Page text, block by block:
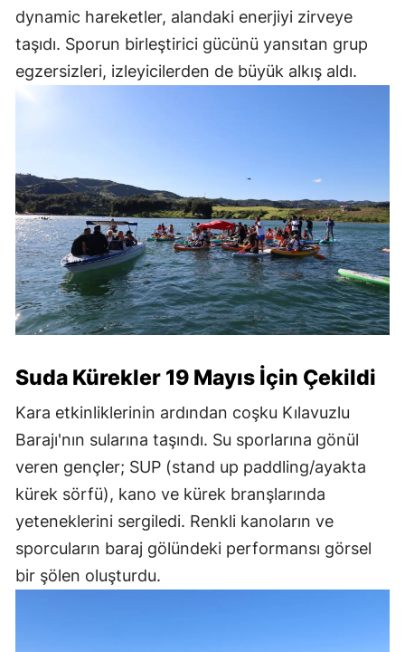
dynamic hareketler, alandaki enerjiyi zirveye
taşıdı. Sporun birleştirici gücünü yansıtan grup
egzersizleri, izleyicilerden de büyük alkış aldı.
Suda Kürekler 19 Mayıs İçin Çekildi
Kara etkinliklerinin ardından coşku Kılavuzlu
Barajı'nın sularına taşındı. Su sporlarına gönül
veren gençler; SUP (stand up paddling/ayakta
kürek sörfü), kano ve kürek branşlarında
yeteneklerini sergiledi. Renkli kanoların ve
sporcuların baraj gölündeki performansı görsel
bir şölen oluşturdu.